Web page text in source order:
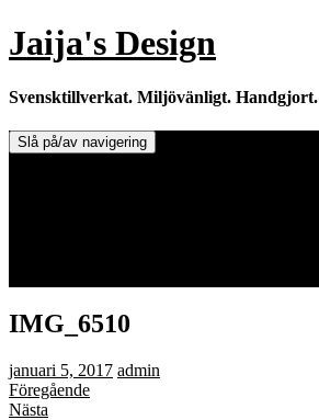
Hoppa
till
Jaija's Design
Svensktillverkat. Miljövänligt. Handgjort.
Slå på/av navigering
IMG_6510
januari 5, 2017 admin
Föregående
Nästa